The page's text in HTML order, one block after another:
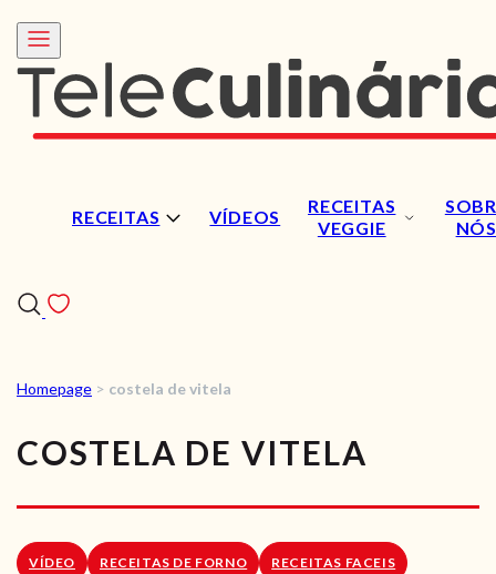
RECEITAS VÍDEOS
RECEITAS
VEGGIE
NÓS
RECEITAS
VÍDEOS
RECEITAS VEGGIE
SOBRE NÓS
Homepage > costela de vitela
COSTELA DE VITELA
VÍDEO RECEITAS DE FORNO RECEITAS FACEIS